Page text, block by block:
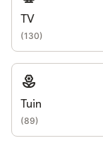
TV
(130)
Tuin
(89)